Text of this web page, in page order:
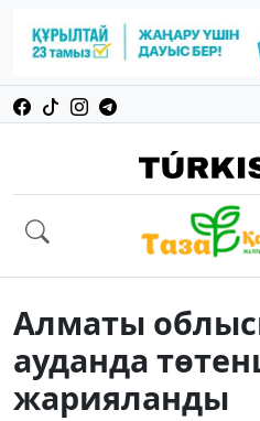
Алматы
ауданда
жарияланды